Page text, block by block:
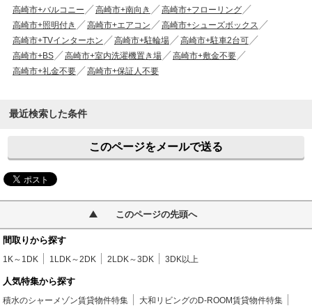
高崎市+バルコニー
高崎市+南向き
高崎市+フローリング
高崎市+照明付き
高崎市+エアコン
高崎市+シューズボックス
高崎市+TVインターホン
高崎市+駐輪場
高崎市+駐車2台可
高崎市+BS
高崎市+室内洗濯機置き場
高崎市+敷金不要
高崎市+礼金不要
高崎市+保証人不要
最近検索した条件
このページをメールで送る
このページの先頭へ
間取りから探す
1K～1DK 1LDK～2DK 2LDK～3DK 3DK以上
人気特集から探す
積水のシャーメゾン賃貸物件特集
大和リビングのD-ROOM賃貸物件特集